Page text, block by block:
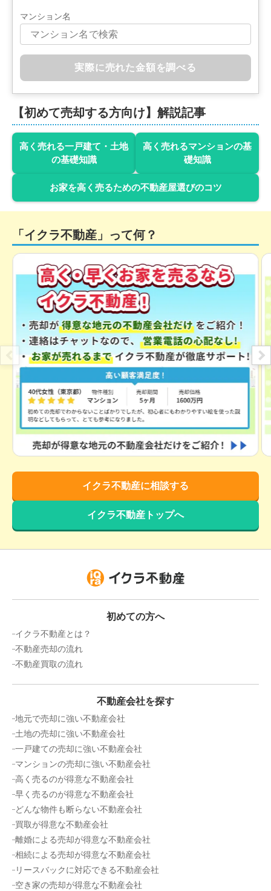
階数: 3階
建物面積:184㎡
1,900万円 2018年3月
階数:2階 築年数:25年
建物面積:112㎡ 土地面積: 170㎡
マンション名
実際に売れた金額を調べる
【初めて売却する方向け】解説記事
高く売れる一戸建て・土地
の基礎知識
高く売れるマンションの基
礎知識
お家を高く売るための不動産屋選びのコツ
「イクラ不動産」って何？
イクラ不動産に相談する
イクラ不動産トップへ
初めての方へ
イクラ不動産とは？
不動産売却の流れ
不動産買取の流れ
不動産会社を探す
地元で売却に強い不動産会社
土地の売却に強い不動産会社
一戸建ての売却に強い不動産会社
マンションの売却に強い不動産会社
高く売るのが得意な不動産会社
早く売るのが得意な不動産会社
どんな物件も断らない不動産会社
買取が得意な不動産会社
離婚による売却が得意な不動産会社
相続による売却が得意な不動産会社
リースバックに対応できる不動産会社
空き家の売却が得意な不動産会社